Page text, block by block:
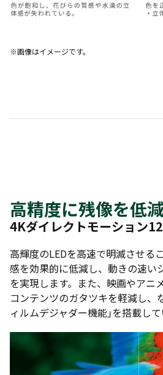
※画像はイメージです。
高精度に残像を低
4Kダイレクトモーション
高輝度のLEDを高速で明滅させる
感を効果的に低減し、動きの速い
を実現します。また、映画やアニ
コンテンツのガタツキを軽減し、
ィルムデジャダー機能｣を搭載して